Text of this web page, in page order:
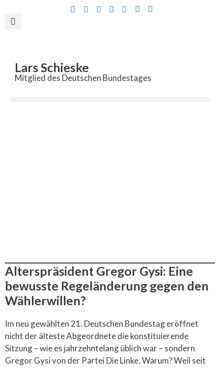
Lars Schieske
Mitglied des Deutschen Bundestages
Alterspräsident Gregor Gysi: Eine
bewusste Regeländerung gegen den
Wählerwillen?
Im neu gewählten 21. Deutschen Bundestag eröffnet
nicht der älteste Abgeordnete die konstituierende
Sitzung – wie es jahrzehntelang üblich war – sondern
Gregor Gysi von der Partei Die Linke. Warum? Weil seit